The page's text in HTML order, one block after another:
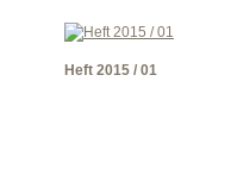
Heft 2015 / 01